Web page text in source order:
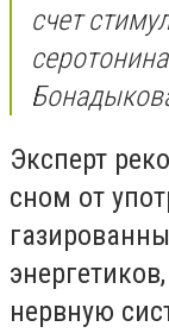
счет
Эксперт
сном от
нервную